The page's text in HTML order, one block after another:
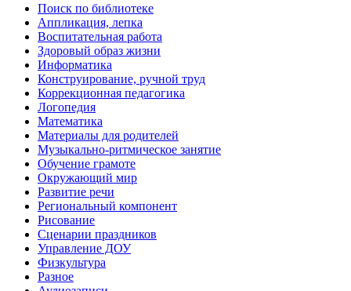
Поиск по библиотеке
Аппликация, лепка
Воспитательная работа
Здоровый образ жизни
Информатика
Конструирование, ручной труд
Коррекционная педагогика
Логопедия
Математика
Материалы для родителей
Музыкально-ритмическое занятие
Обучение грамоте
Окружающий мир
Развитие речи
Региональный компонент
Рисование
Сценарии праздников
Управление ДОУ
Физкультура
Разное